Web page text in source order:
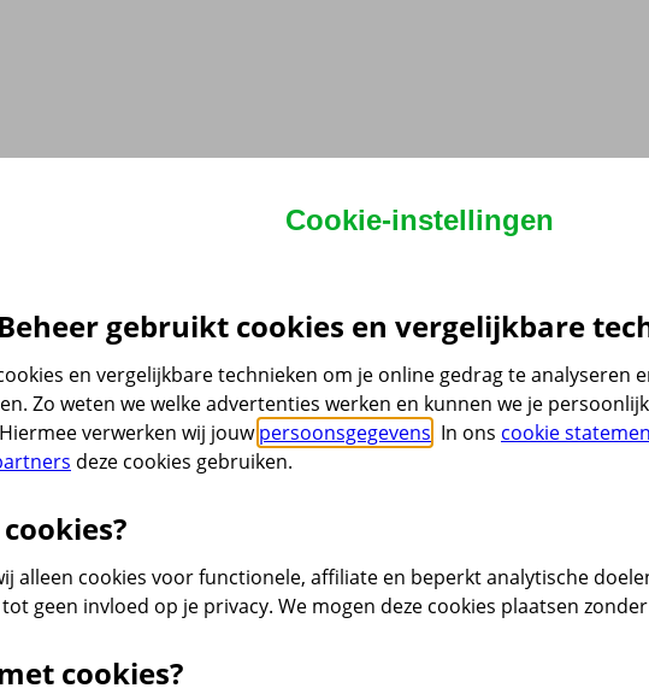
Cookie-instellingen
gebruikt cookies en vergelijkbare
en vergelijkbare technieken om je online gedrag te analyseren
Zo weten we welke advertenties werken en kunnen we je
verwerken wij jouwpersoonsgegevens . In ons cookie
deze cookies gebruiken.
alleen cookies voor functionele, affiliate en beperkt analytische
geen invloed op je privacy. We mogen deze cookies plaatsen
cookies?